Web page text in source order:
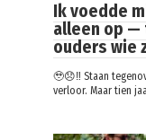
Ik voedde
alleen op —
ouders wie
🥹😞‼️ Staan
verloor. Maar tien